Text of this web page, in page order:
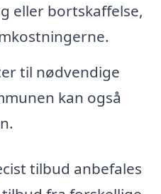
eller bortskaffelse,
til nødvendige
kan også
tilbud anbefales